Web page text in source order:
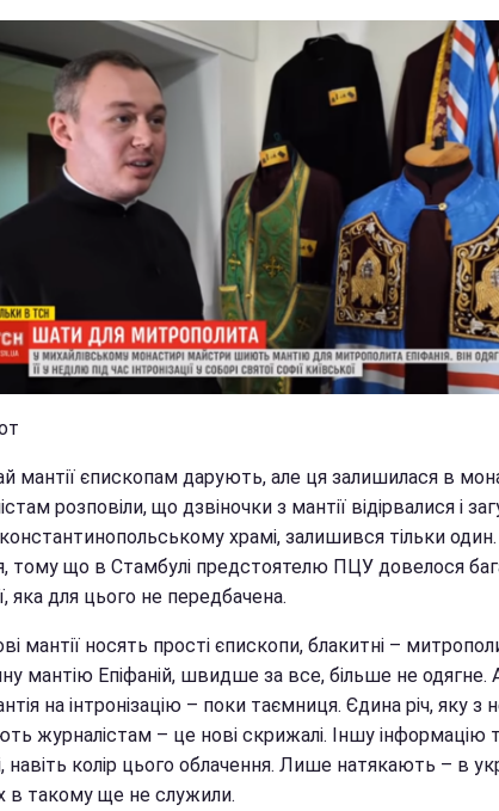
мантії єпископам дарують, але ця залишилася в
розповіли, що дзвіночки з мантії відірвалися і
храмі, залишився тільки
тому що в Стамбулі предстоятелю ПЦУ довелося
яка для цього не передбачена.
мантії носять прості єпископи, блакитні –
мантію Епіфаній, швидше за все, більше не
на інтронізацію – поки таємниця. Єдина річ, яку з
журналістам – це нові скрижалі. Іншу
навіть колір цього облачення. Лише натякають – в
в такому ще не служили.